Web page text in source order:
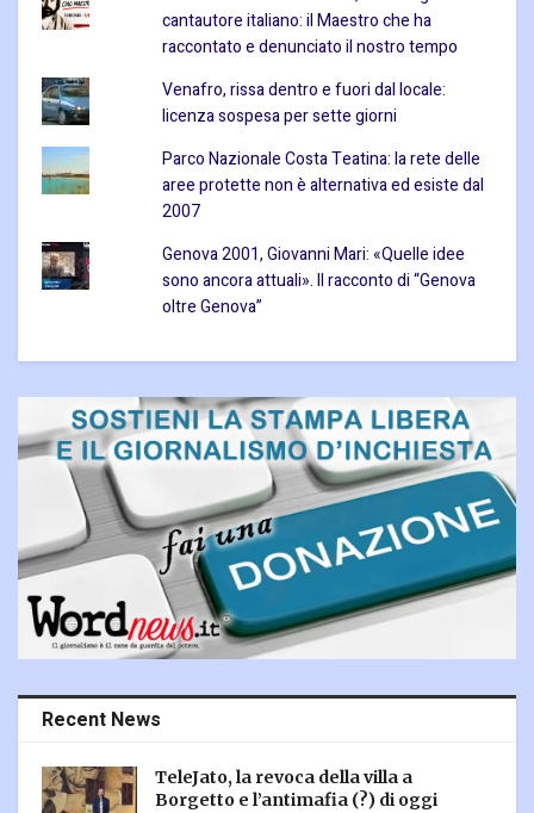
cantautore italiano: il Maestro che ha
raccontato e denunciato il nostro tempo
Venafro, rissa dentro e fuori dal locale:
licenza sospesa per sette giorni
Parco Nazionale Costa Teatina: la rete delle
aree protette non è alternativa ed esiste dal
2007
Genova 2001, Giovanni Mari: «Quelle idee
sono ancora attuali». Il racconto di “Genova
oltre Genova”
Recent News
TeleJato, la revoca della villa a
Borgetto e l’antimafia (?) di oggi